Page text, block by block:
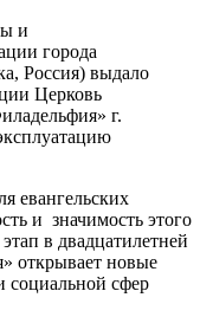
и
города
Россия) выдало
Церковь
г.
евангельских
и значимость этого
в двадцатилетней
открывает новые
социальной сфер